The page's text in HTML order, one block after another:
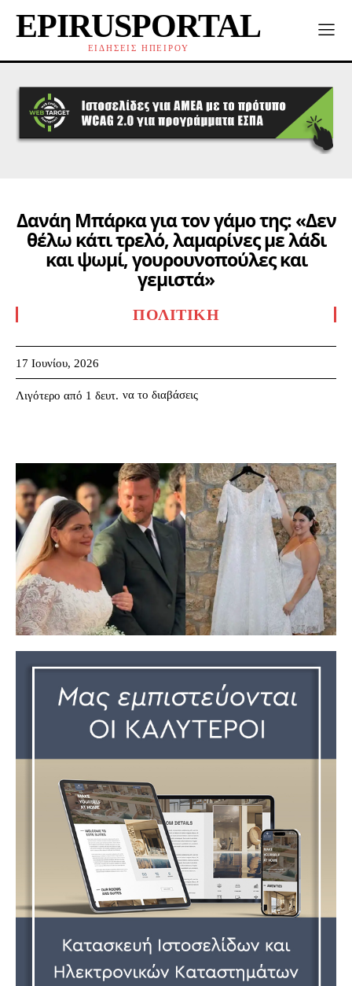
EPIRUSPORTAL
ΕΙΔΗΣΕΙΣ ΗΠΕΙΡΟΥ
Δανάη Μπάρκα για τον γάμο της: «Δεν
θέλω κάτι τρελό, λαμαρίνες με λάδι
και ψωμί, γουρουνοπούλες και
γεμιστά»
ΠΟΛΙΤΙΚΉ
17 Ιουνίου, 2026
Λιγότερο από 1 δευτ. να το διαβάσεις